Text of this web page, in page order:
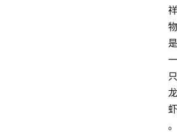
祥
物
是
一
只
龙
虾
。